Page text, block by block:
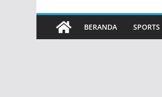
BERANDA SPORTS